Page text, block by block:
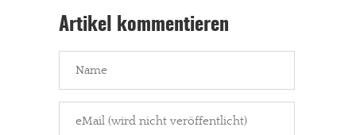
Artikel kommentieren